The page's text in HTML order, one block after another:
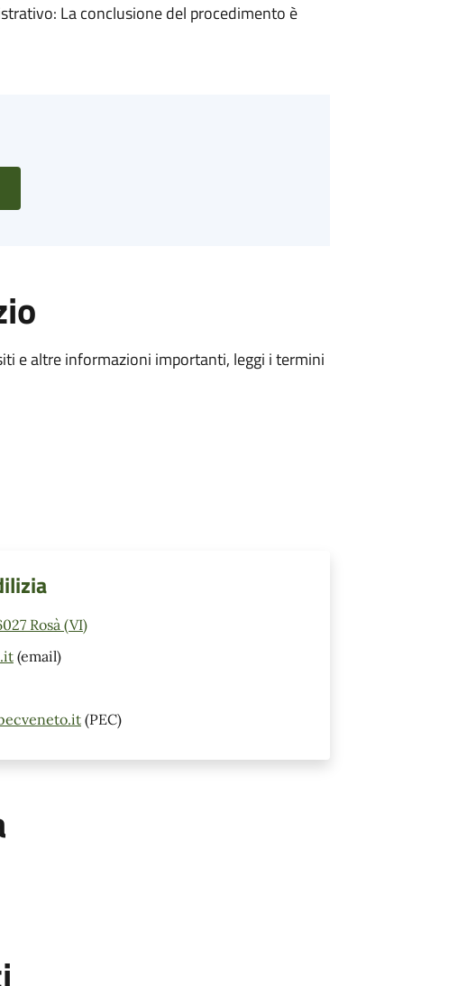
La conclusione del procedimento è
e altre informazioni importanti, leggi i termini
Rosà (VI)
(email)
(PEC)